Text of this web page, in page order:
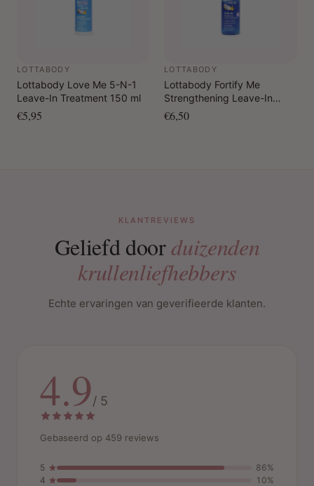
LOTTABODY
Lottabody Love Me 5-N-1
Leave-In Treatment 150 ml
€5,95
LOTTABODY
Lottabody Fortify Me
Strengthening Leave-In
Conditioner 236 ml
€6,50
KLANTREVIEWS
Geliefd doorduizenden
krullenliefhebbers
Echte ervaringen van geverifieerde klanten.
4.9/ 5
Gebaseerd op 459 reviews
5
86%
4
10%